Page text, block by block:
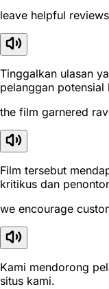
leave helpful
Tinggalkan ulasan
pelanggan potensial
the film garnered
Film tersebut
kritikus dan
we encourage
Kami mendorong
situs kami.